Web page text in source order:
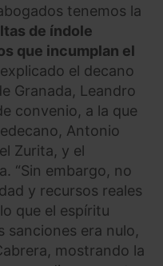
tenemos la
de índole
que incumplan el
explicado el decano
Granada, Leandro
convenio, a la que
Antonio
Zurita, y el
“Sin embargo, no
y recursos reales
que el espíritu
sanciones era nulo,
mostrando la